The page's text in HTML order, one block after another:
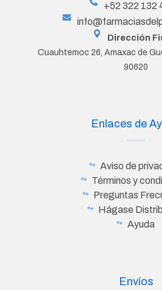
+52 322 132
Dirección
Cuauhtemoc 26, Amaxac de
90620
Enlaces de
Aviso de
Términos y
Preguntas
Hágase
Ayuda
Envíos